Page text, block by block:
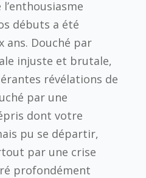
l’enthousiasme
débuts a été
ans. Douché par
injuste et brutale,
révélations de
par une
dont votre
pu se départir,
par une crise
profondément